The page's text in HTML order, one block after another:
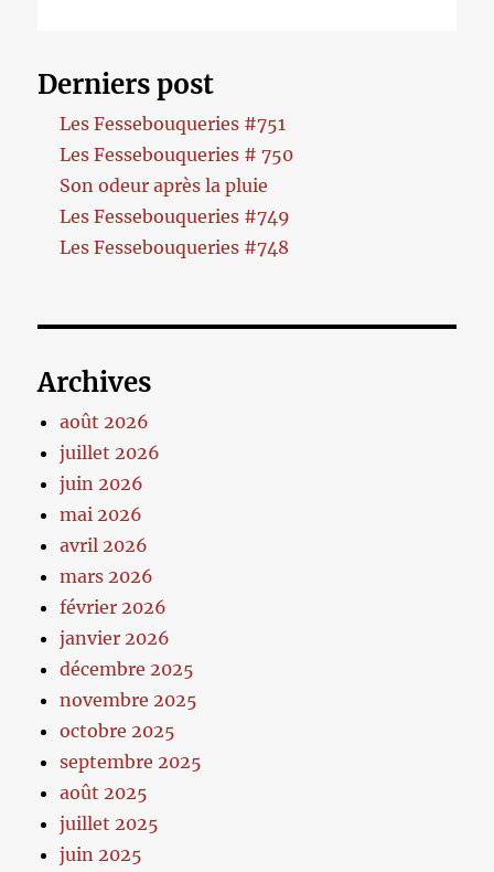
Derniers post
Les Fessebouqueries #751
Les Fessebouqueries # 750
Son odeur après la pluie
Les Fessebouqueries #749
Les Fessebouqueries #748
Archives
août 2026
juillet 2026
juin 2026
mai 2026
avril 2026
mars 2026
février 2026
janvier 2026
décembre 2025
novembre 2025
octobre 2025
septembre 2025
août 2025
juillet 2025
juin 2025